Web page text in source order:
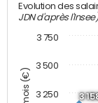
Evolution des
JDN d'après
3
3 250
3 500
3 750